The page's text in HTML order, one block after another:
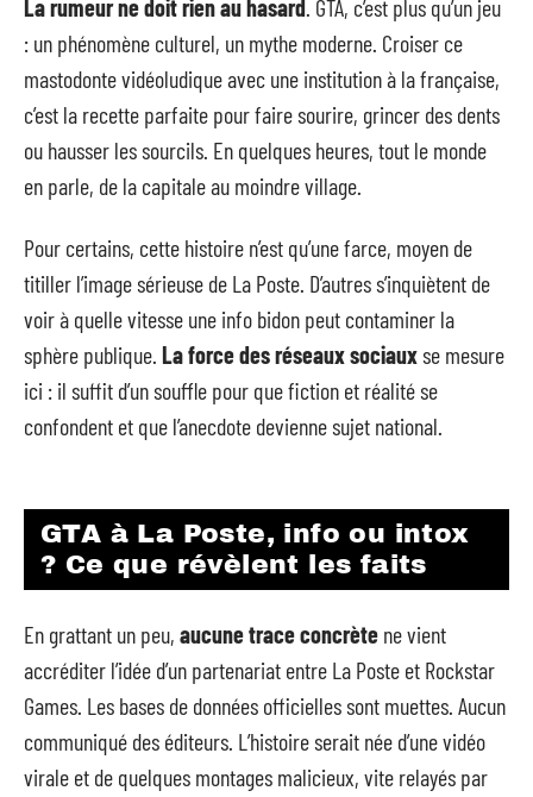
La rumeur ne doit rien au hasard . GTA, c’est plus qu’un jeu
: un phénomène culturel, un mythe moderne. Croiser ce
mastodonte vidéoludique avec une institution à la française,
c’est la recette parfaite pour faire sourire, grincer des dents
ou hausser les sourcils. En quelques heures, tout le monde
en parle, de la capitale au moindre village.
Pour certains, cette histoire n’est qu’une farce, moyen de
titiller l’image sérieuse de La Poste. D’autres s’inquiètent de
voir à quelle vitesse une info bidon peut contaminer la
sphère publique. La force des réseaux sociauxse mesure
ici : il suffit d’un souffle pour que fiction et réalité se
confondent et que l’anecdote devienne sujet national.
GTA à La Poste, info ou intox
? Ce que révèlent les faits
En grattant un peu, aucune trace concrète ne vient
accréditer l’idée d’un partenariat entre La Poste et Rockstar
Games. Les bases de données officielles sont muettes. Aucun
communiqué des éditeurs. L’histoire serait née d’une vidéo
virale et de quelques montages malicieux, vite relayés par